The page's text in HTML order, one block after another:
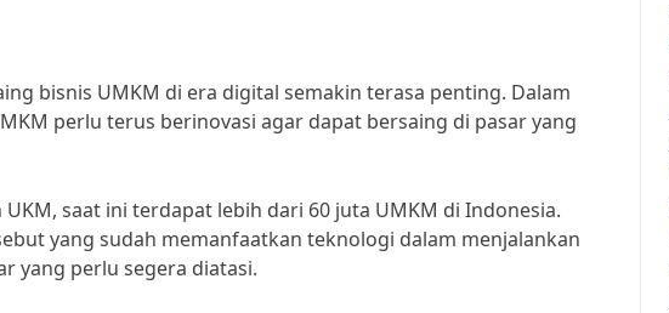
bisnis UMKM di era digital semakin terasa penting. Dalam
perlu terus berinovasi agar dapat bersaing di pasar yang
saat ini terdapat lebih dari 60 juta UMKM di Indonesia.
yang sudah memanfaatkan teknologi dalam menjalankan
yang perlu segera diatasi.